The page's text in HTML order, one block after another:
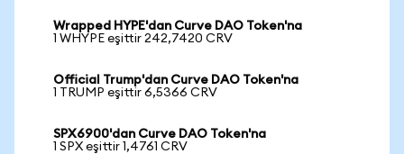
Wrapped HYPE'dan Curve DAO Token'na
1 WHYPE eşittir 242,7420 CRV
Official Trump'dan Curve DAO Token'na
1 TRUMP eşittir 6,5366 CRV
SPX6900'dan Curve DAO Token'na
1 SPX eşittir 1,4761 CRV